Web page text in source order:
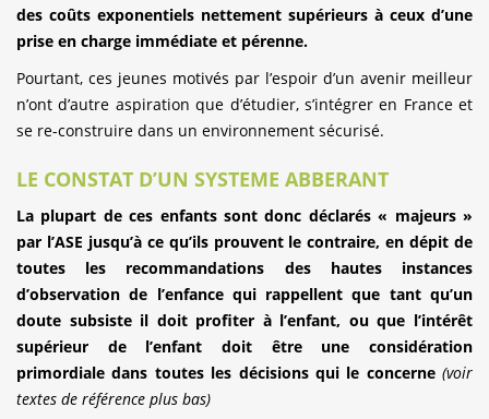
des coûts exponentiels nettement supérieurs à ceux d’une
prise en charge immédiate et pérenne.
Pourtant, ces jeunes motivés par l’espoir d’un avenir meilleur
n’ont d’autre aspiration que d’étudier, s’intégrer en France et
se re-construire dans un environnement sécurisé.
LE CONSTAT D’UN SYSTEME ABBERANT
La plupart de ces enfants sont donc déclarés « majeurs »
par l’ASE jusqu’à ce qu’ils prouvent le contraire, en dépit de
toutes les recommandations des hautes instances
d’observation de l’enfance qui rappellent que tant qu’un
doute subsiste il doit profiter à l’enfant, ou que l’intérêt
supérieur de l’enfant doit être une considération
primordiale dans toutes les décisions qui le concerne (voir
textes de référence plus bas)